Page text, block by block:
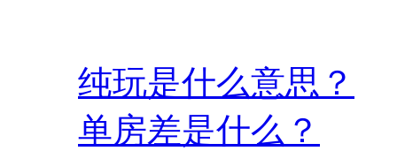
纯玩是什么意思？
单房差是什么？